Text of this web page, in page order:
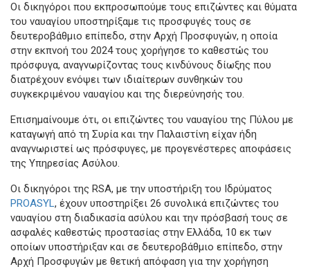
Οι δικηγόροι που εκπροσωπούμε τους επιζώντες και θύματα
του ναυαγίου υποστηρίξαμε τις προσφυγές τους σε
δευτεροβάθμιο επίπεδο, στην Αρχή Προσφυγών, η οποία
στην εκπνοή του 2024 τους χορήγησε το καθεστώς του
πρόσφυγα, αναγνωρίζοντας τους κινδύνους δίωξης που
διατρέχουν ενόψει των ιδιαίτερων συνθηκών του
συγκεκριμένου ναυαγίου και της διερεύνησής του.
Επισημαίνουμε ότι, οι επιζώντες του ναυαγίου της Πύλου με
καταγωγή από τη Συρία και την Παλαιστίνη είχαν ήδη
αναγνωριστεί ως πρόσφυγες, με προγενέστερες αποφάσεις
της Υπηρεσίας Ασύλου.
Οι δικηγόροι της RSA, με την υποστήριξη του Ιδρύματος
PROASYL, έχουν υποστηρίξει 26 συνολικά επιζώντες του
ναυαγίου στη διαδικασία ασύλου και την πρόσβασή τους σε
ασφαλές καθεστώς προστασίας στην Ελλάδα, 10 εκ των
οποίων υποστήριξαν και σε δευτεροβάθμιο επίπεδο, στην
Αρχή Προσφυγών με θετική απόφαση για την χορήγηση